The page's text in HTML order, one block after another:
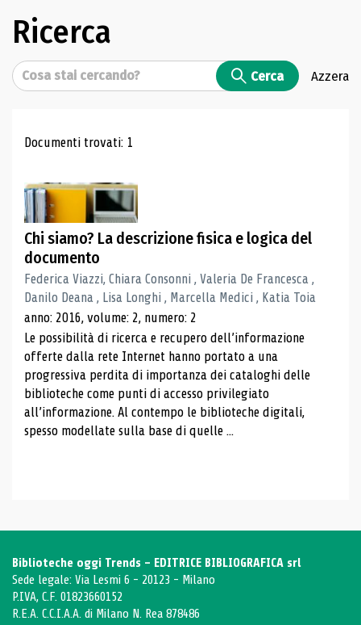
Ricerca
Cerca Cerca Azzera
Risultati di ricerca
Documenti trovati: 1
Chi siamo? La descrizione fisica e logica del
documento
Federica Viazzi, Chiara Consonni , Valeria De Francesca ,
Danilo Deana , Lisa Longhi , Marcella Medici , Katia Toia
anno: 2016, volume: 2, numero: 2
Le possibilità di ricerca e recupero dell’informazione
offerte dalla rete Internet hanno portato a una
progressiva perdita di importanza dei cataloghi delle
biblioteche come punti di accesso privilegiato
all’informazione. Al contempo le biblioteche digitali,
spesso modellate sulla base di quelle ...
Biblioteche oggi Trends - EDITRICE BIBLIOGRAFICA srl
Sede legale: Via Lesmi 6 - 20123 - Milano
P.IVA, C.F. 01823660152
R.E.A. C.C.I.A.A. di Milano N. Rea 878486